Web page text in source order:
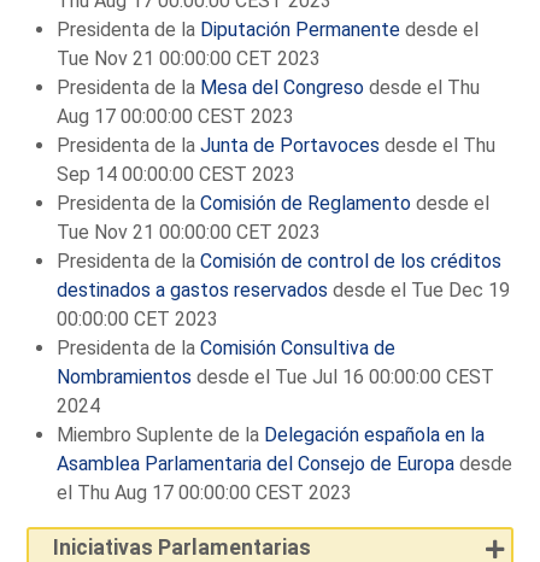
Presidenta de la Diputación Permanente desde el
Tue Nov 21 00:00:00 CET 2023
Presidenta de la Mesa del Congreso desde el Thu
Aug 17 00:00:00 CEST 2023
Presidenta de laJunta de Portavoces desde el Thu
Sep 14 00:00:00 CEST 2023
Presidenta de laComisión de Reglamento desde el
Tue Nov 21 00:00:00 CET 2023
Presidenta de laComisión de control de los créditos
destinados a gastos reservados desde el Tue Dec 19
00:00:00 CET 2023
Presidenta de laComisión Consultiva de
Nombramientos desde el Tue Jul 16 00:00:00 CEST
2024
Miembro Suplente de la Delegación española en la
Asamblea Parlamentaria del Consejo de Europa desde
el Thu Aug 17 00:00:00 CEST 2023
Iniciativas Parlamentarias